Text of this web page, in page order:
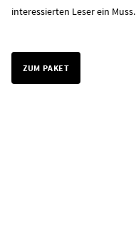
interessierten Leser ein Muss.
ZUM PAKET